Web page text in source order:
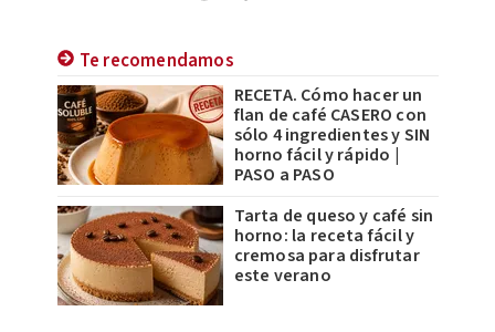
Te recomendamos
RECETA. Cómo hacer un
flan de café CASERO con
sólo 4 ingredientes y SIN
horno fácil y rápido |
PASO a PASO
Tarta de queso y café sin
horno: la receta fácil y
cremosa para disfrutar
este verano